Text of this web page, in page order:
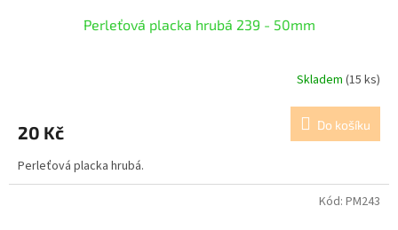
Perleťová placka hrubá 239 - 50mm
Skladem (15 ks)
20 Kč Do košíku
Perleťová placka hrubá.
Kód: PM243